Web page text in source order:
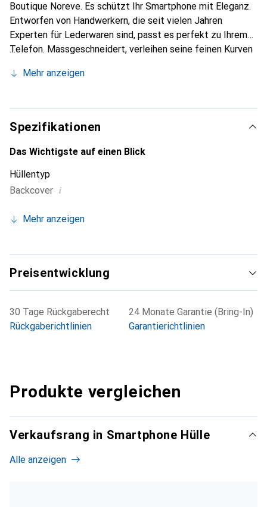
Boutique Noreve. Es schützt Ihr Smartphone mit Eleganz.
Entworfen von Handwerkern, die seit vielen Jahren
Experten für Lederwaren sind, passt es perfekt zu Ihrem
Telefon. Massgeschneidert, verleihen seine feinen Kurven
unverzichtbaren Accessoire Ihres Smartphones.
die Marke Noreve eine sichere Wahl für eine
anspruchsvolle Kundschaft.
Mehr anzeigen
Spezifikationen
Das Wichtigste auf einen Blick
Hüllentyp
Backcover i
Mehr anzeigen
Preisentwicklung
30 Tage Rückgaberecht
Rückgaberichtlinien
24 Monate Garantie (Bring-In)
Garantierichtlinien
Produkte vergleichen
Verkaufsrang in Smartphone Hülle
Alle anzeigen